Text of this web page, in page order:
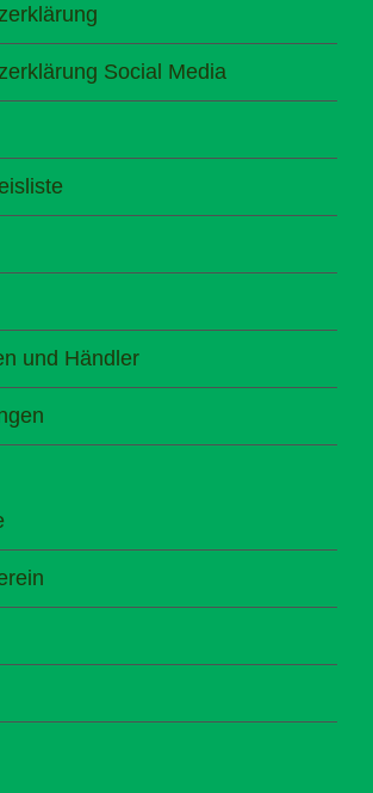
Social Media
und Händler